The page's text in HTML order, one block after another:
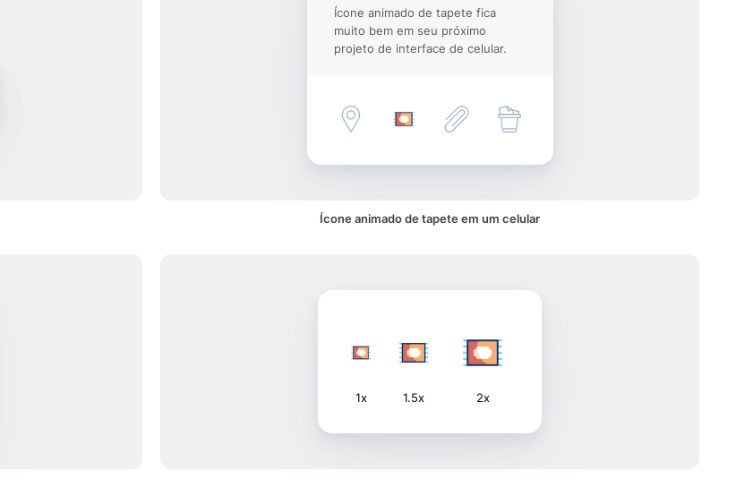
Ícone animado de tapete fica
muito bem em seu próximo
projeto de interface de celular.
Ícone animado de tapete em um celular
1x 1.5x 2x